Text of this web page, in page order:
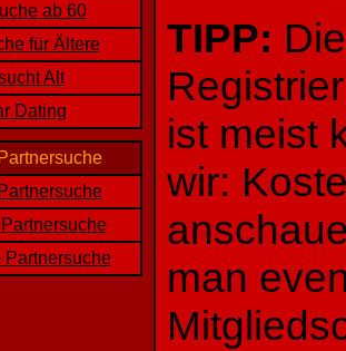
ab 60
für Ältere
Alt
Dating
Partnersuche
TIPP:
ist meist
wir:
man